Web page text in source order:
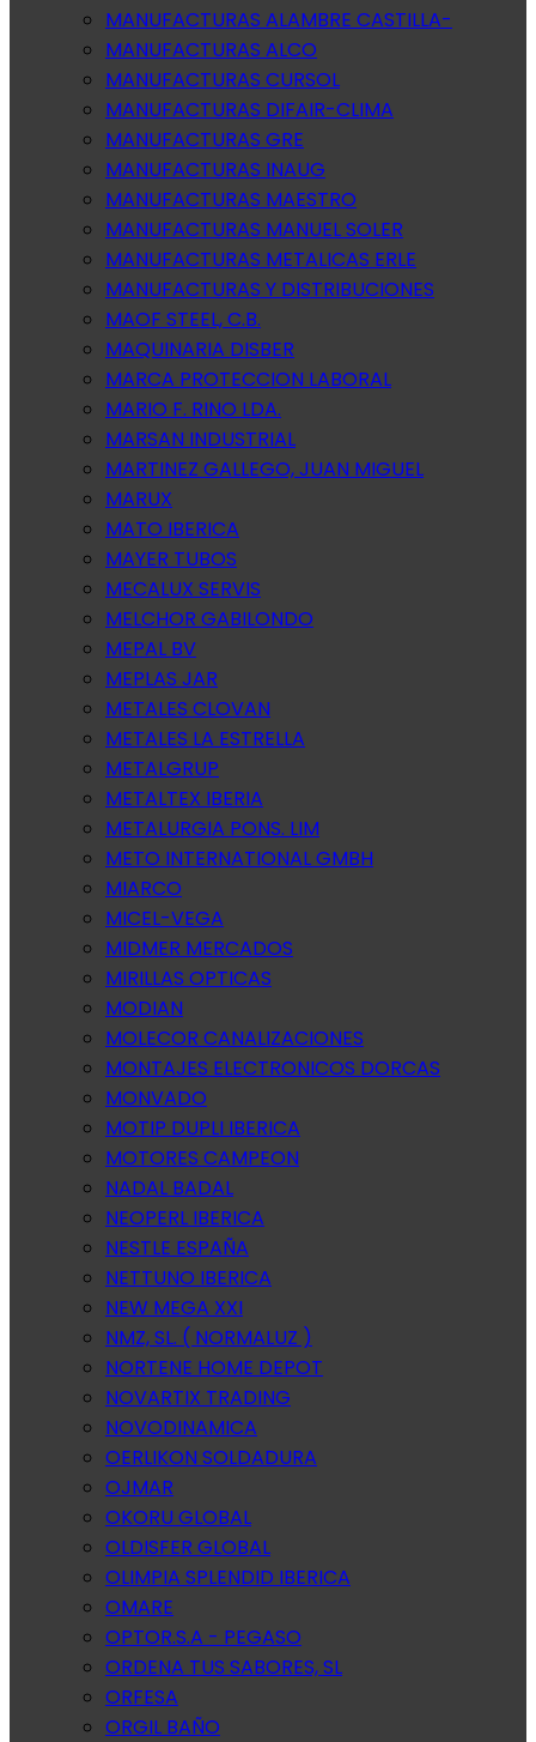
MANUFACTURAS ALAMBRE CASTILLA-
MANUFACTURAS ALCO
MANUFACTURAS CURSOL
MANUFACTURAS DIFAIR-CLIMA
MANUFACTURAS GRE
MANUFACTURAS INAUG
MANUFACTURAS MAESTRO
MANUFACTURAS MANUEL SOLER
MANUFACTURAS METALICAS ERLE
MANUFACTURAS Y DISTRIBUCIONES
MAOF STEEL, C.B.
MAQUINARIA DISBER
MARCA PROTECCION LABORAL
MARIO F. RINO LDA.
MARSAN INDUSTRIAL
MARTINEZ GALLEGO, JUAN MIGUEL
MARUX
MATO IBERICA
MAYER TUBOS
MECALUX SERVIS
MELCHOR GABILONDO
MEPAL BV
MEPLAS JAR
METALES CLOVAN
METALES LA ESTRELLA
METALGRUP
METALTEX IBERIA
METALURGIA PONS. LIM
METO INTERNATIONAL GMBH
MIARCO
MICEL-VEGA
MIDMER MERCADOS
MIRILLAS OPTICAS
MODIAN
MOLECOR CANALIZACIONES
MONTAJES ELECTRONICOS DORCAS
MONVADO
MOTIP DUPLI IBERICA
MOTORES CAMPEON
NADAL BADAL
NEOPERL IBERICA
NESTLE ESPAÑA
NETTUNO IBERICA
NEW MEGA XXI
NMZ, SL. ( NORMALUZ )
NORTENE HOME DEPOT
NOVARTIX TRADING
NOVODINAMICA
OERLIKON SOLDADURA
OJMAR
OKORU GLOBAL
OLDISFER GLOBAL
OLIMPIA SPLENDID IBERICA
OMARE
OPTOR.S.A - PEGASO
ORDENA TUS SABORES, SL
ORFESA
ORGIL BAÑO